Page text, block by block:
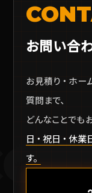
お問い合
お見積り・ホー
質問まで、
どんなことでも
日・祝日・休
す。